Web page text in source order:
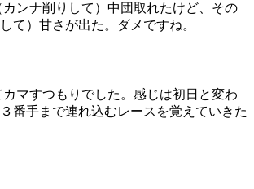
ンナ削りして）中団取れたけど、その
て）甘さが出た。ダメですね。
マすつもりでした。感じは初日と変わ
番手まで連れ込むレースを覚えていきた